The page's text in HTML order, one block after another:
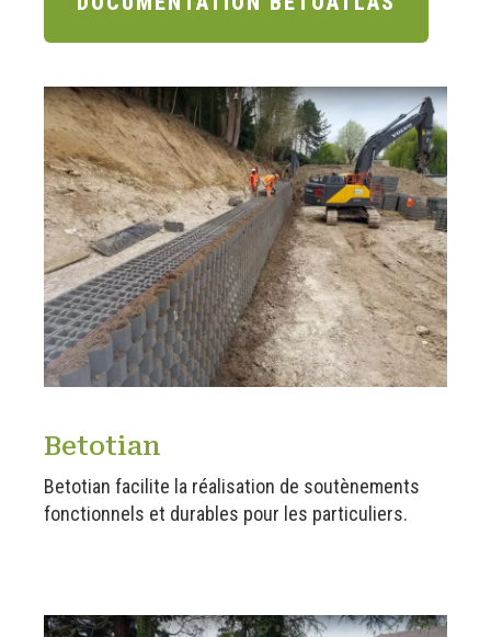
Betotian
Betotian facilite la réalisation de soutènements
fonctionnels et durables pour les particuliers.